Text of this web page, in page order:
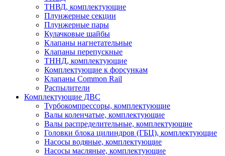
ТНВД, комплектующие
Плунжерные секции
Плунжерные пары
Кулачковые шайбы
Клапаны нагнетательные
Клапаны перепускные
ТННД, комплектующие
Комплектующие к форсункам
Клапаны Common Rail
Распылители
Комплектующие ДВС
Турбокомпрессоры, комплектующие
Валы коленчатые, комплектующие
Валы распределительные, комплектующие
Головки блока цилиндров (ГБЦ), комплектующие
Насосы водяные, комплектующие
Насосы масляные, комплектующие